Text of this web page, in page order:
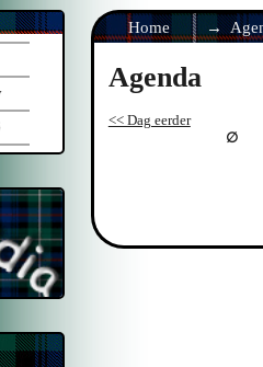
Home
Agenda
<< Dag eerder